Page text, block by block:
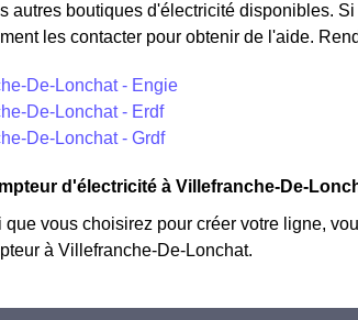
autres boutiques d'électricité disponibles.
les contacter pour obtenir de l'aide.
De-Lonchat - Engie
De-Lonchat - Erdf
De-Lonchat - Grdf
d'électricité à Villefranche-De-
vous choisirez pour créer votre ligne,
à Villefranche-De-Lonchat.